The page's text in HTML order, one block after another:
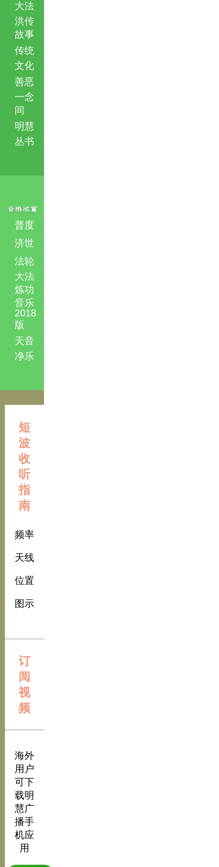
大法
洪传
故事
传统
文化
善恶
一念
间
明慧
丛书
普度
济世
法轮
大法
炼功
音乐
2018
版
天音
净乐
短
波
收
听
指
南
频率
天线
位置
图示
订
阅
视
频
海外
用户
可下
载明
慧广
播手
机应
用